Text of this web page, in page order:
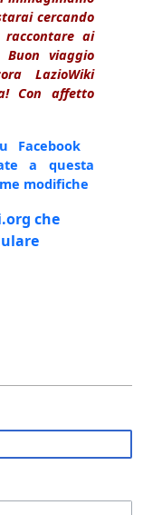
cercando
ai
viaggio
LazioWiki
Con affetto
Facebook
a questa
modifiche
che